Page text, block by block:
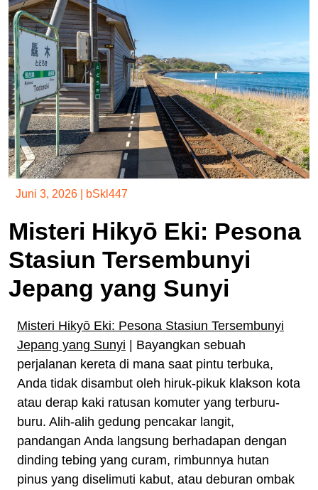
Juni 3, 2026 bSkl447
Misteri Hikyō Eki: Pesona
Stasiun Tersembunyi
Jepang yang Sunyi
Misteri Hikyō Eki: Pesona Stasiun Tersembunyi
Jepang yang Sunyi | Bayangkan sebuah
perjalanan kereta di mana saat pintu terbuka,
Anda tidak disambut oleh hiruk-pikuk klakson kota
atau derap kaki ratusan komuter yang terburu-
buru. Alih-alih gedung pencakar langit,
pandangan Anda langsung berhadapan dengan
dinding tebing yang curam, rimbunnya hutan
pinus yang diselimuti kabut, atau deburan ombak